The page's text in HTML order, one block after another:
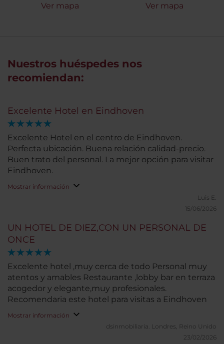
Ver mapa Ver mapa
Nuestros huéspedes nos
recomiendan:
Excelente Hotel en Eindhoven
Excelente Hotel en el centro de Eindhoven.
Perfecta ubicación. Buena relación calidad-precio.
Buen trato del personal. La mejor opción para visitar
Eindhoven.
Mostrar información
Luis E.
15/06/2026
UN HOTEL DE DIEZ,CON UN PERSONAL DE
ONCE
Excelente hotel ,muy cerca de todo Personal muy
atentos y amables Restaurante ,lobby bar en terraza
acogedor y elegante,muy profesionales.
Recomendaria este hotel para visitas a Eindhoven
Mostrar información
dsinmobiliaria. Londres, Reino Unido
23/02/2026